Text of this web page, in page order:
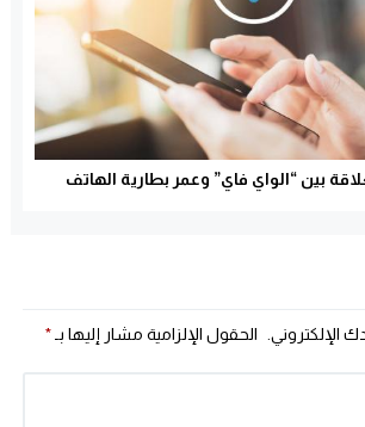
بين “الواي فاي” وعمر بطارية الهاتف
الإلكتروني. الحقول الإلزامية مشار إليها بـ*